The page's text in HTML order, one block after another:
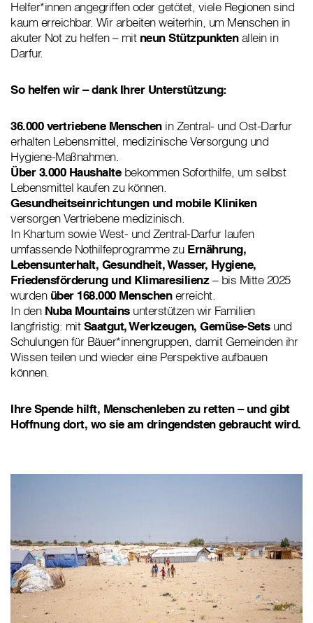
Helfer*innen angegriffen oder getötet, viele Regionen sind
kaum erreichbar. Wir arbeiten weiterhin, um Menschen in
akuter Not zu helfen – mit neun Stützpunktenallein in
Darfur.
So helfen wir – dank Ihrer Unterstützung:
36.000 vertriebene Menschenin Zentral- und Ost-Darfur
erhalten Lebensmittel, medizinische Versorgung und
Hygiene-Maßnahmen.
Über 3.000 Haushaltebekommen Soforthilfe, um selbst
Lebensmittel kaufen zu können.
Gesundheitseinrichtungen und mobile Kliniken
versorgen Vertriebene medizinisch.
In Khartum sowie West- und Zentral-Darfur laufen
umfassende Nothilfeprogramme zu Ernährung,
Lebensunterhalt, Gesundheit, Wasser, Hygiene,
Friedensförderung und Klimaresilienz– bis Mitte 2025
wurden über 168.000 Menschenerreicht.
In den Nuba Mountainsunterstützen wir Familien
langfristig: mitSaatgut, Werkzeugen, Gemüse-Setsund
Schulungen für Bäuer*innengruppen, damit Gemeinden ihr
Wissen teilen und wieder eine Perspektive aufbauen
können.
Ihre Spende hilft, Menschenleben zu retten – und gibt
Hoffnung dort, wo sie am dringendsten gebraucht wird.